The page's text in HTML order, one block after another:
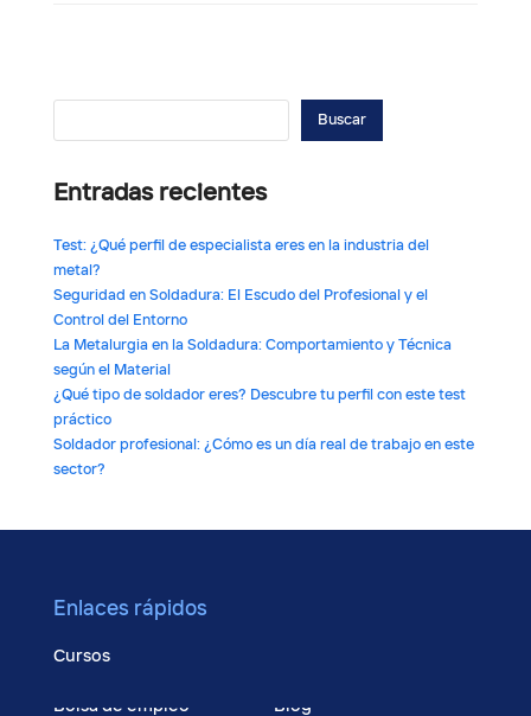
Buscar
Entradas recientes
Test: ¿Qué perfil de especialista eres en la industria del
metal?
Seguridad en Soldadura: El Escudo del Profesional y el
Control del Entorno
La Metalurgia en la Soldadura: Comportamiento y Técnica
según el Material
¿Qué tipo de soldador eres? Descubre tu perfil con este test
práctico
Soldador profesional: ¿Cómo es un día real de trabajo en este
sector?
Enlaces rápidos
Cursos
Bolsa de empleo Blog